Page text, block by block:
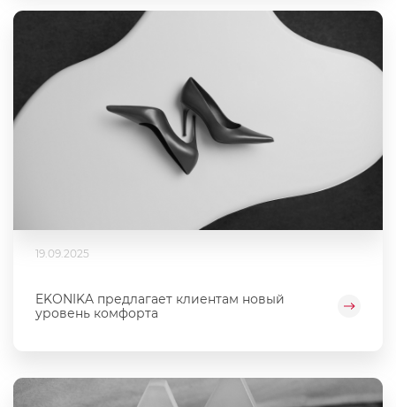
19.09.2025
EKONIKA предлагает клиентам новый
уровень комфорта